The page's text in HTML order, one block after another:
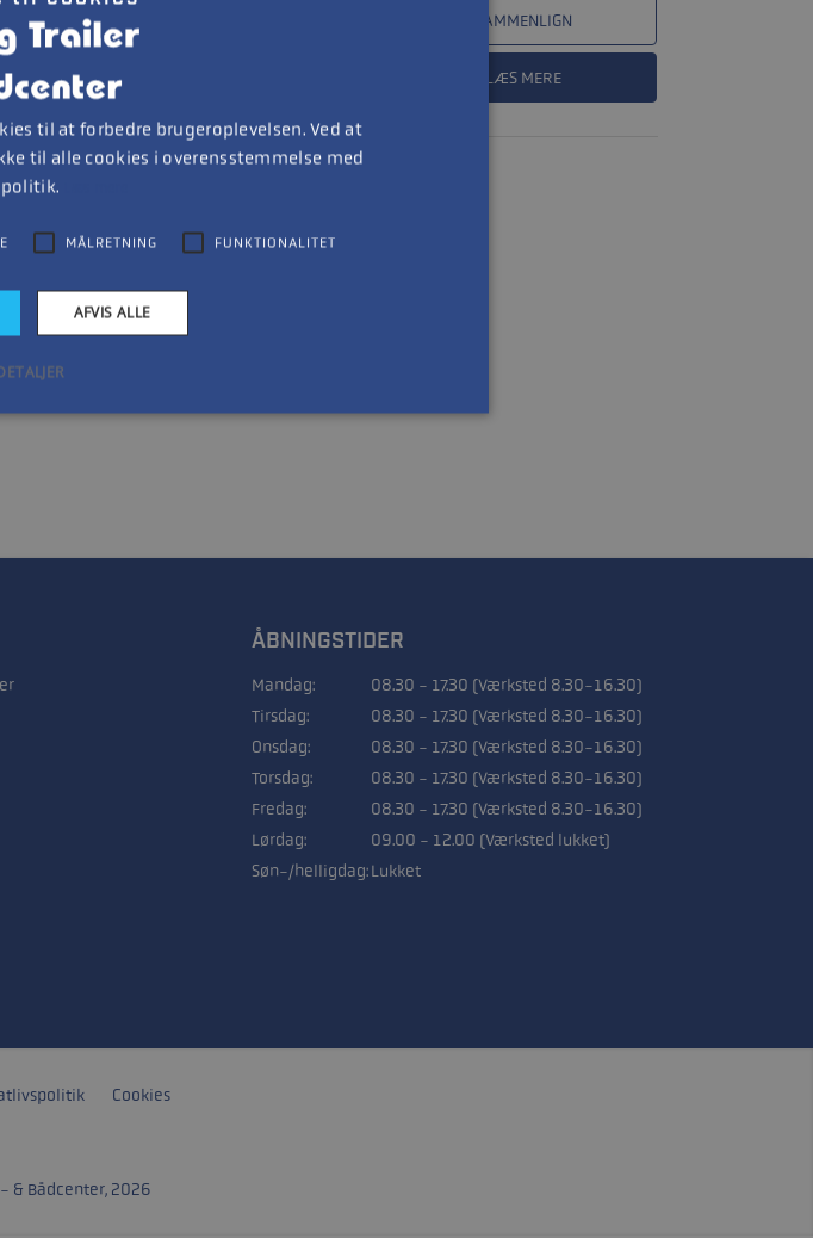
SAMMENLIGN
LÆS MERE
1
ÅBNINGSTIDER
Mandag:
08.30 - 17.30 (Værksted 8.30-16.30)
Tirsdag:
08.30 - 17.30 (Værksted 8.30-16.30)
Onsdag:
08.30 - 17.30 (Værksted 8.30-16.30)
Torsdag:
08.30 - 17.30 (Værksted 8.30-16.30)
Fredag:
08.30 - 17.30 (Værksted 8.30-16.30)
Lørdag:
09.00 - 12.00 (Værksted lukket)
Søn-/helligdag:Lukket
Cookies
& Bådcenter, 2026
til at forbedre brugeroplevelsen. Ved at
til alle cookies i overensstemmelse med
MÅLRETNING FUNKTIONALITET
AFVIS ALLE